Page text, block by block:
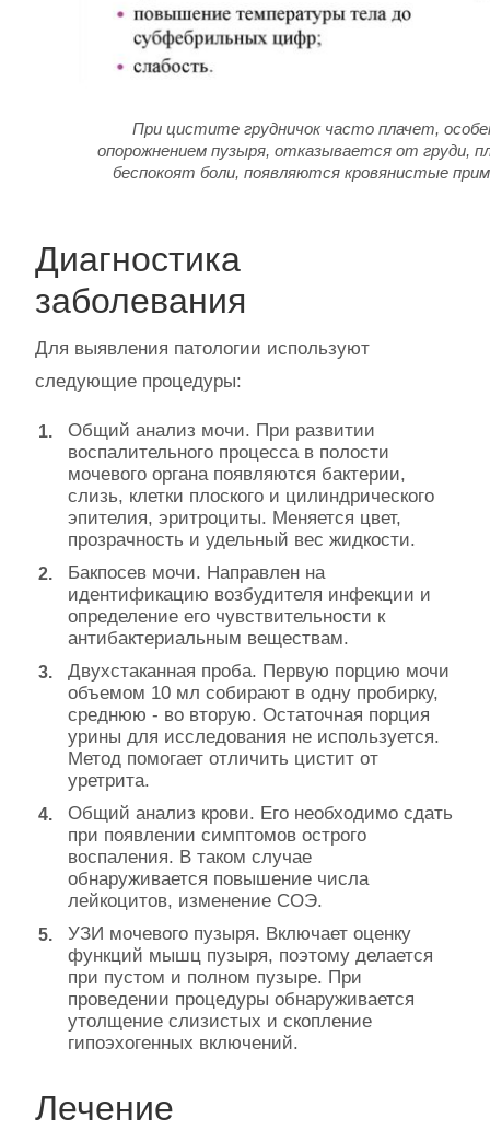
При цистите грудничок часто плачет,
опорожнением пузыря, отказывается от груди,
беспокоят боли, появляются кровянистые
Диагностика
заболевания
Для выявления патологии используют
следующие процедуры:
Общий анализ мочи. При развитии
воспалительного процесса в полости
мочевого органа появляются бактерии,
слизь, клетки плоского и цилиндрического
эпителия, эритроциты. Меняется цвет,
прозрачность и удельный вес жидкости.
Бакпосев мочи. Направлен на
идентификацию возбудителя инфекции и
определение его чувствительности к
антибактериальным веществам.
Двухстаканная проба. Первую порцию мочи
объемом 10 мл собирают в одну пробирку,
среднюю - во вторую. Остаточная порция
урины для исследования не используется.
Метод помогает отличить цистит от
уретрита.
Общий анализ крови. Его необходимо сдать
при появлении симптомов острого
воспаления. В таком случае
обнаруживается повышение числа
лейкоцитов, изменение СОЭ.
УЗИ мочевого пузыря. Включает оценку
функций мышц пузыря, поэтому делается
при пустом и полном пузыре. При
проведении процедуры обнаруживается
утолщение слизистых и скопление
гипоэхогенных включений.
Лечение